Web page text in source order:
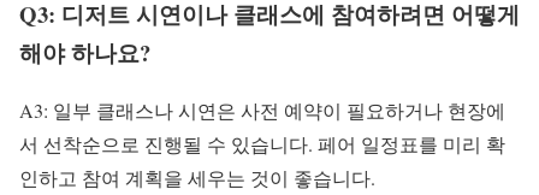
Q3: 디저트 시연이나 클래스에 참여하려면 어떻게
해야 하나요?
A3: 일부 클래스나 시연은 사전 예약이 필요하거나 현장에
서 선착순으로 진행될 수 있습니다. 페어 일정표를 미리 확
인하고 참여 계획을 세우는 것이 좋습니다.